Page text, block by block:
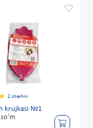
2 sharhni
krujkasi №1